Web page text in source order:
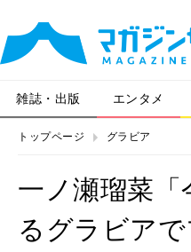
雑誌・出版 エンタメ
トップページ グラビア
一ノ瀬瑠菜
るグラビアで